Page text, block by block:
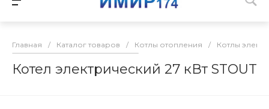
Главная / Каталог товаров / Котлы отопления / Котлы
Котел электрический 27 кВт STOUT